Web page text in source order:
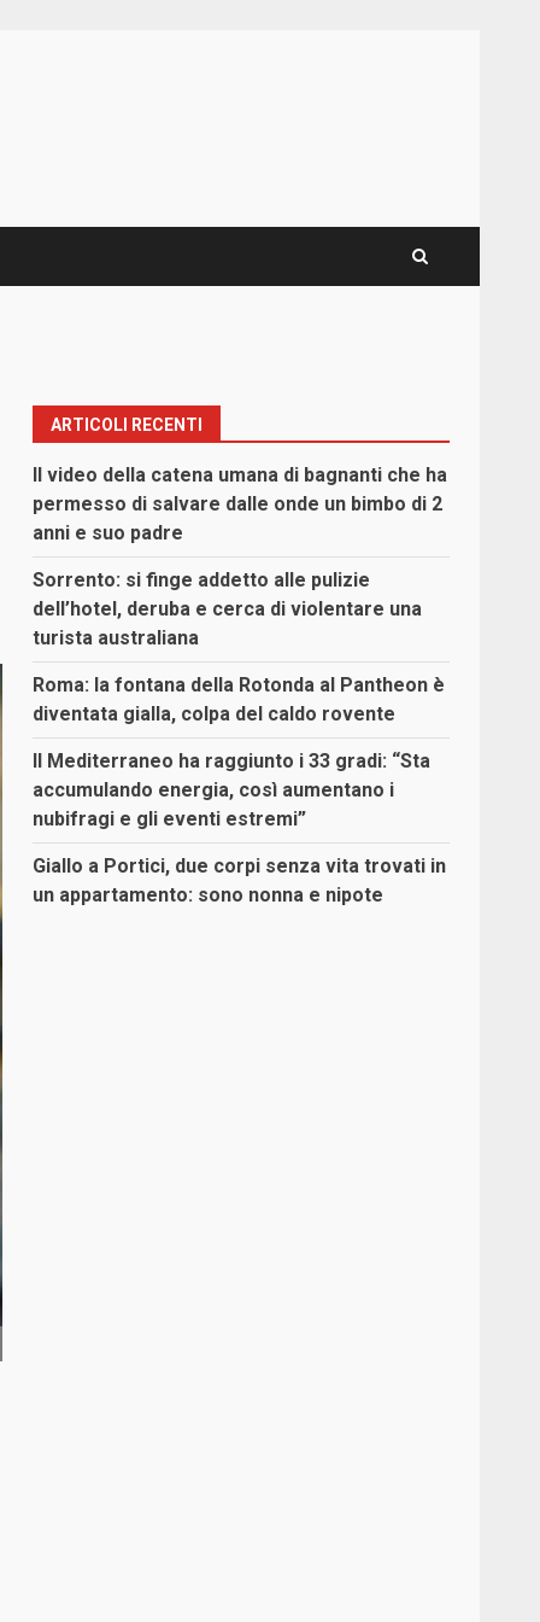
ARTICOLI RECENTI
Il video della catena umana di bagnanti che ha
permesso di salvare dalle onde un bimbo di 2
anni e suo padre
Sorrento: si finge addetto alle pulizie
dell’hotel, deruba e cerca di violentare una
turista australiana
Roma: la fontana della Rotonda al Pantheon è
diventata gialla, colpa del caldo rovente
Il Mediterraneo ha raggiunto i 33 gradi: “Sta
accumulando energia, così aumentano i
nubifragi e gli eventi estremi”
Giallo a Portici, due corpi senza vita trovati in
un appartamento: sono nonna e nipote